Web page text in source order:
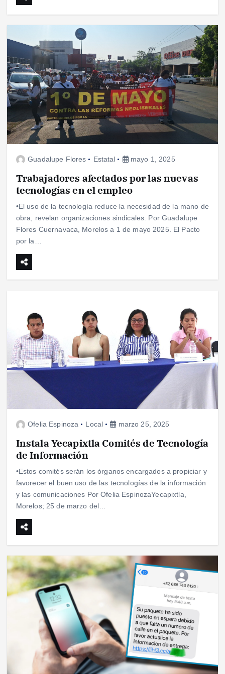
Guadalupe Flores Estatal mayo 1, 2025
Trabajadores afectados por las nuevas
tecnologías en el empleo
•El uso de la tecnología reduce la necesidad de la mano de
obra, revelan organizaciones sindicales. Por Guadalupe
Flores Cuernavaca, Morelos a 1 de mayo 2025. El Pacto
por la…
Ofelia Espinoza Local marzo 25, 2025
Instala Yecapixtla Comités de Tecnología
de Información
•Estos comités serán los órganos encargados a propiciar y
favorecer el buen uso de las tecnologías de la información
y las comunicaciones Por Ofelia EspinozaYecapixtla,
Morelos; 25 de marzo del…